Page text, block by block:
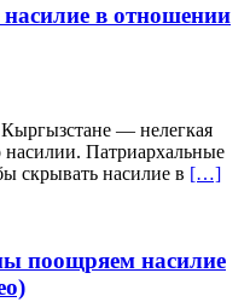
в отношении
— нелегкая
насилии. Патриархальные
скрывать насилие в […]
поощряем насилие